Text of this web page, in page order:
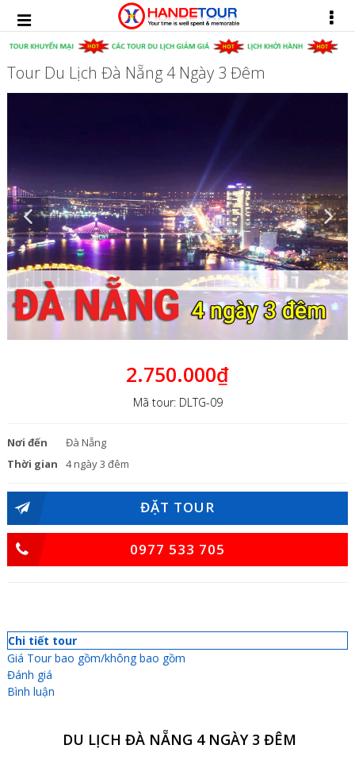
Tour Du Lịch Đà Nẵng 4 Ngày 3 Đêm
2.750.000₫
Mã tour: DLTG-09
Nơi đến
Đà Nẵng
Thời gian
4 ngày 3 đêm
ĐẶT TOUR
0977 533 705
Chi tiết tour
Giá Tour bao gồm/không bao gồm
Đánh giá
Bình luận
DU LỊCH ĐÀ NẴNG 4 NGÀY 3 ĐÊM